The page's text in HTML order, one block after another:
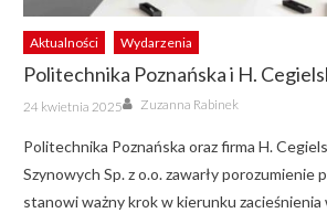
Aktualności Wydarzenia
Politechnika Poznańska i H.
Posted
on
24 kwietnia 2025 Author
Zuzanna Rabinek
Politechnika Poznańska oraz firma H.
Szynowych Sp. z o.o. zawarły porozumienie
stanowi ważny krok w kierunku zacieśnienia